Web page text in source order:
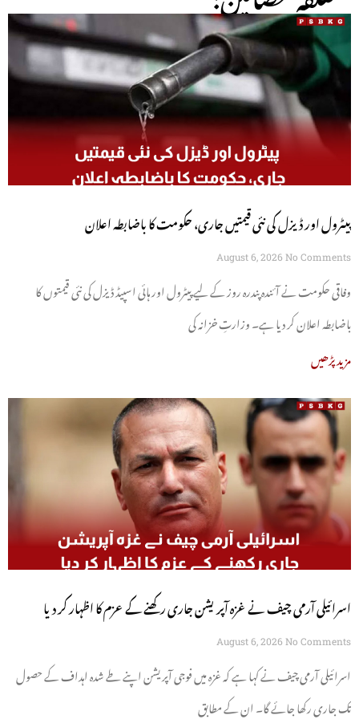
پیٹرول اور ڈیزل کی نئی قیمتیں جاری، حکومت کا باضابطہ اعلان
August 6, 2026 No Comments
وفاقی حکومت نے آئندہ پندرہ روز کے لیے پیٹرول اور ہائی اسپیڈ ڈیزل کی نئی قیمتوں کا
باضابطہ اعلان کر دیا ہے۔ وزارتِ خزانہ کی
مزید پڑھیں
اسرائیلی آرمی چیف نے غزہ آپریشن جاری رکھنے کے عزم کا اظہار کر دیا
August 6, 2026 No Comments
اسرائیلی آرمی چیف نے کہا ہے کہ غزہ میں فوجی آپریشن اپنے طے شدہ اہداف کے حصول
تک جاری رکھا جائے گا۔ ان کے مطابق